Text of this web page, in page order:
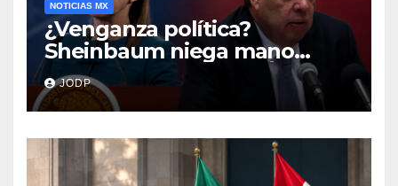
NOTICIAS MX
¿Venganza política?
Sheinbaum niega mano
negra en captura de Ángel
Aguirre
JODP